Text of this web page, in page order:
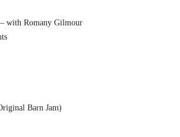
with Romany Gilmour
Barn Jam)